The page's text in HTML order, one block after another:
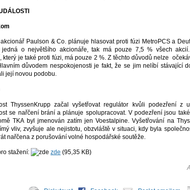
Paulson & Co. plánuje hlasovat proti fúzi MetroPCS a
jedná o největšího akcionáře, tak má pouze 7,5 % všech
který je také proti fúzi, má pouze 2 %. Z těchto důvodů nelze
důvodem nespokojenosti je fakt, že se jim nelíbí stávající
její novou podobu.
ThyssenKrupp začal vyšetřovat regulátor kvůli podezření z
se nařčení brání a plánuje spolupracovat. V podezření jsou
TKA byl jmenován zatím jen Voestalpine. Vyšetřování na
vliv, zvyšuje ale nejistotu, obzvláště v situaci, kdy byla
nařčena z porušování volné hospodářské soutěže.
stažení: zde (95,35 KB)